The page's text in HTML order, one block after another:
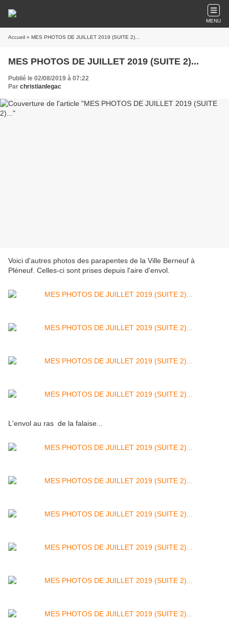
MENU
Accueil » MES PHOTOS DE JUILLET 2019 (SUITE 2)...
MES PHOTOS DE JUILLET 2019 (SUITE 2)...
Publié le 02/08/2019 à 07:22
Par christianlegac
Voici d'autres photos des parapentes de la Ville Berneuf à
Pléneuf. Celles-ci sont prises depuis l'aire d'envol.
L'envol au ras de la falaise...